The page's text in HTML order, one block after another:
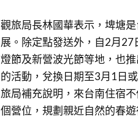
觀旅局長林國華表示，埤塘
展。除定點發送外，自2月
燈節及新營波光節等地，也
的活動，兌換日期至3月1日
旅局補充說明，來台南住宿
個營位，規劃親近自然的春遊